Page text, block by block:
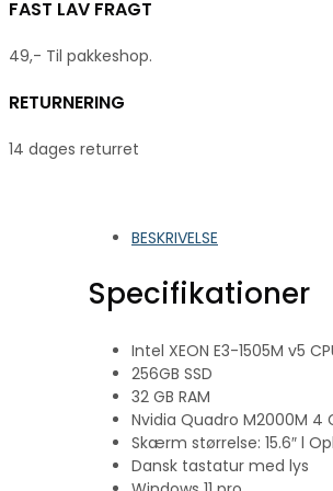
FAST LAV FRAGT
49,- Til pakkeshop.
RETURNERING
14 dages returret
BESKRIVELSE
Specifikationer
Intel XEON E3-1505M v5
256GB SSD
32 GB RAM
Nvidia Quadro M2000M 4
Skærm størrelse: 15.6″ l
Dansk tastatur med lys